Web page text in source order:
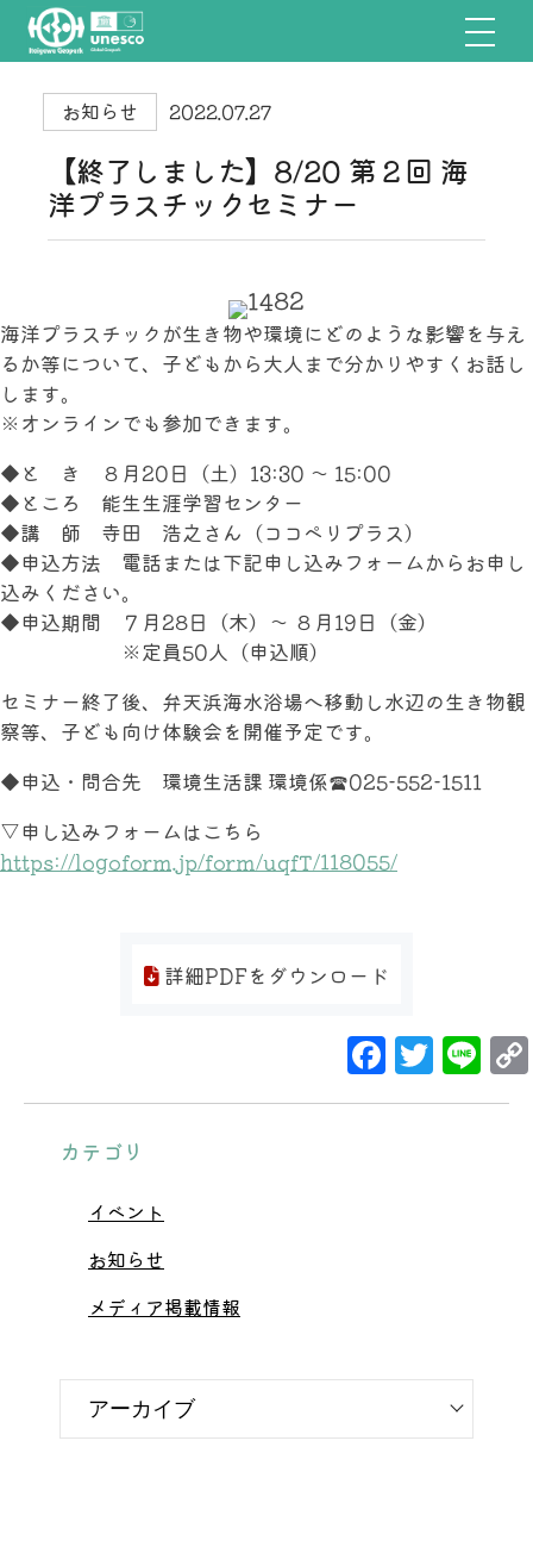
お知らせ 2022.07.27
【終了しました】8/20 第２回 海
洋プラスチックセミナー
海洋プラスチックが生き物や環境にどのような影響を与え
るか等について、子どもから大人まで分かりやすくお話し
します。
※オンラインでも参加できます。
◆と き ８月20日（土）13:30 ～ 15:00
◆ところ 能生生涯学習センター
◆講 師 寺田 浩之さん（ココペリプラス）
◆申込方法 電話または下記申し込みフォームからお申し
込みください。
◆申込期間 ７月28日（木）～ ８月19日（金）
※定員50人（申込順）
セミナー終了後、弁天浜海水浴場へ移動し水辺の生き物観
察等、子ども向け体験会を開催予定です。
◆申込・問合先 環境生活課 環境係☎025-552-1511
▽申し込みフォームはこちら
https://logoform.jp/form/uqfT/118055/
詳細PDFをダウンロード
カテゴリ
イベント
お知らせ
メディア掲載情報